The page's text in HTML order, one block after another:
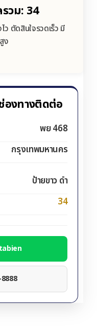
วม: 34
ตัดสินใจรวดเร็ว มี
ง
องทางติดต่อ
พย 468
กรุงเทพมหานคร
ป้ายขาว ดำ
34